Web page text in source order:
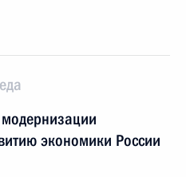
экономики России